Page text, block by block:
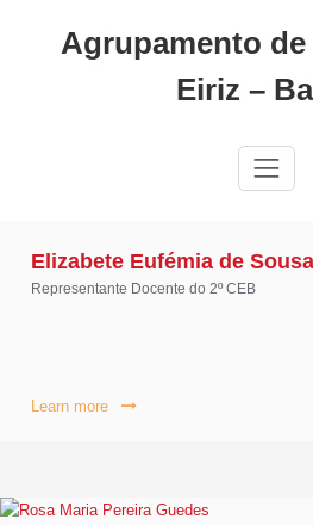
Agrupamento
Eiriz –
Elizabete Eufémia de
Representante Docente do 2º CEB
Learn more